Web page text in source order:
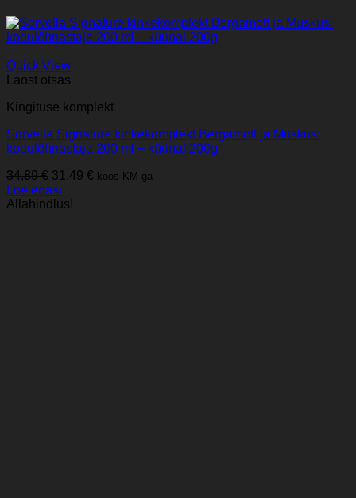
Quick View
Laost otsas
Kingituse komplekt
Sorvella Signature kinkekomplekt Bergamott ja Muskus:
kodulõhnastaja 200 ml + küünal 200g
34,89€ Algne
hind
oli:
31,49 € Praegune
koos KM-ga
Loe edasi
Allahindlus!